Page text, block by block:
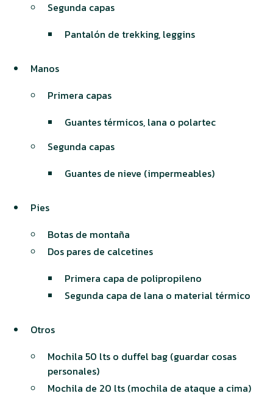
Segunda capas
Pantalón de trekking, leggins
Manos
Primera capas
Guantes térmicos, lana o polartec
Segunda capas
Guantes de nieve (impermeables)
Pies
Botas de montaña
Dos pares de calcetines
Primera capa de polipropileno
Segunda capa de lana o material térmico
Otros
Mochila 50 lts o duffel bag (guardar cosas
personales)
Mochila de 20 lts (mochila de ataque a cima)